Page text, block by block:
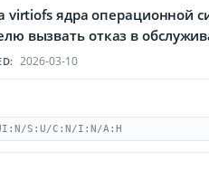
virtiofs ядра операционной
вызвать отказ в
2026-03-10
S:U/C:N/I:N/A:H